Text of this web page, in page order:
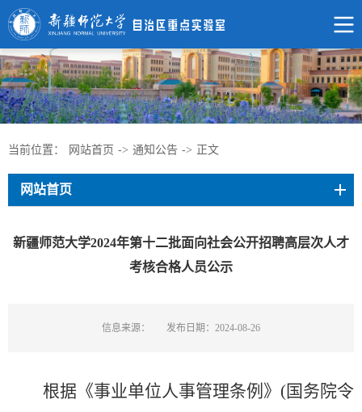
当前位置： 网站首页 -> 通知公告 -> 正文
网站首页
新疆师范大学2024年第十二批面向社会公开招聘高层次人才
考核合格人员公示
信息来源： 发布日期：2024-08-26
根据《事业单位人事管理条例》 (国务院令